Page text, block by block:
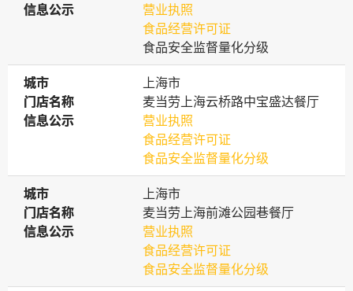
信息公示
信息公示
营业执照
食品经营许可证
食品安全监督量化分级
城市
城市
上海市
门店名称
门店名称
麦当劳上海云桥路中宝盛达餐厅
信息公示
信息公示
营业执照
食品经营许可证
食品安全监督量化分级
城市
城市
上海市
门店名称
门店名称
麦当劳上海前滩公园巷餐厅
信息公示
信息公示
营业执照
食品经营许可证
食品安全监督量化分级